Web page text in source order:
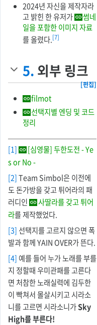
2024년 자신을 제작자라
고 밝힌 한 유저가
썸네
일을 포함한 이미지 자료
를 올렸다.[7]
5. 외부 링크
[편집]
filmot
선택지별 엔딩 및 코드
정리
[1]
[심영물] 두한도전 - Ye
s or No -
[2]Team Simbol은 이전에
도 돈가방을 갖고 튀어라의 패
러디인
사딸라를 갖고 튀어
라를 제작했었다.
[3] 선택지를 고르지 않으면 폭
발과 함께 YAIN OVER가 뜬다.
[4] 예를 들어 누가 노래를 부를
지 정할때 우미관패를 고른다
면 처참한 노래실력에 김두한
이 빡쳐서 몰살시키고 시라소
니를 고르면 시라소니가Sky
High를 부른다!